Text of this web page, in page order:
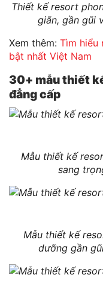
Thiết kế resort
giãn, gần gũi
Xem thêm: Tìm hiểu
bật nhất Việt Nam
30+ mẫu thiết
đẳng cấp
Mẫu thiết kế
sang
Mẫu thiết kế
dưỡng gần